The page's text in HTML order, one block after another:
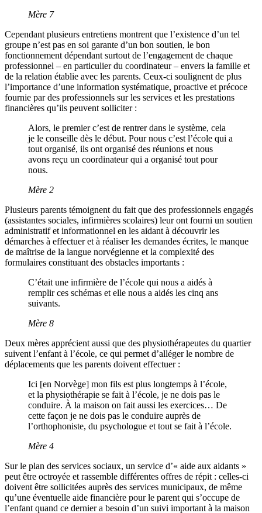
Mère 7
Cependant plusieurs entretiens montrent que l’existence d’un tel
groupe n’est pas en soi garante d’un bon soutien, le bon
fonctionnement dépendant surtout de l’engagement de chaque
professionnel – en particulier du coordinateur – envers la famille et
de la relation établie avec les parents. Ceux-ci soulignent de plus
l’importance d’une information systématique, proactive et précoce
fournie par des professionnels sur les services et les prestations
financières qu’ils peuvent solliciter :
Alors, le premier c’est de rentrer dans le système, cela
je le conseille dès le début. Pour nous c’est l’école qui a
tout organisé, ils ont organisé des réunions et nous
avons reçu un coordinateur qui a organisé tout pour
nous.
Mère 2
Plusieurs parents témoignent du fait que des professionnels engagés
(assistantes sociales, infirmières scolaires) leur ont fourni un soutien
administratif et informationnel en les aidant à découvrir les
démarches à effectuer et à réaliser les demandes écrites, le manque
de maîtrise de la langue norvégienne et la complexité des
formulaires constituant des obstacles importants :
C’était une infirmière de l’école qui nous a aidés à
remplir ces schémas et elle nous a aidés les cinq ans
suivants.
Mère 8
Deux mères apprécient aussi que des physiothérapeutes du quartier
suivent l’enfant à l’école, ce qui permet d’alléger le nombre de
déplacements que les parents doivent effectuer :
Ici [en Norvège] mon fils est plus longtemps à l’école,
et la physiothérapie se fait à l’école, je ne dois pas le
conduire. À la maison on fait aussi les exercices… De
cette façon je ne dois pas le conduire auprès de
l’orthophoniste, du psychologue et tout se fait à l’école.
Mère 4
Sur le plan des services sociaux, un service d’« aide aux aidants »
peut être octroyée et rassemble différentes offres de répit : celles-ci
doivent être sollicitées auprès des services municipaux, de même
qu’une éventuelle aide financière pour le parent qui s’occupe de
l’enfant quand ce dernier a besoin d’un suivi important à la maison